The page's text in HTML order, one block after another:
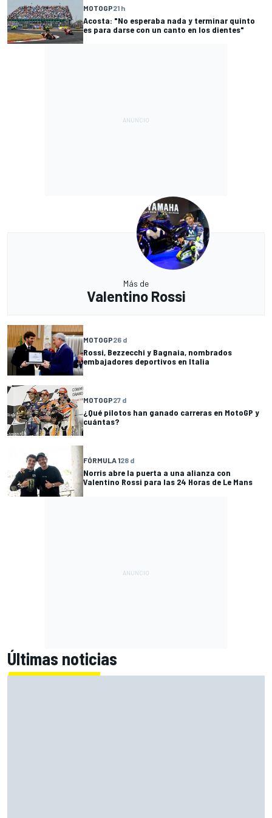
MOTOGP21 h
Acosta: "No esperaba nada y terminar quinto
es para darse con un canto en los dientes"
Más de
Valentino Rossi
MOTOGP26 d
Rossi, Bezzecchi y Bagnaia, nombrados
embajadores deportivos en Italia
MOTOGP27 d
¿Qué pilotos han ganado carreras en MotoGP y
cuántas?
FÓRMULA 128 d
Norris abre la puerta a una alianza con
Valentino Rossi para las 24 Horas de Le Mans
Últimas noticias